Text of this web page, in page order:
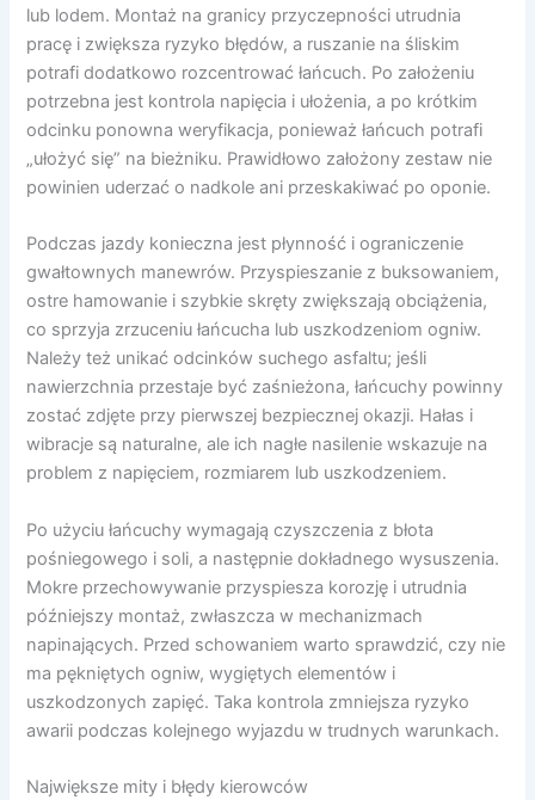
lub lodem. Montaż na granicy przyczepności utrudnia
pracę i zwiększa ryzyko błędów, a ruszanie na śliskim
potrafi dodatkowo rozcentrować łańcuch. Po założeniu
potrzebna jest kontrola napięcia i ułożenia, a po krótkim
odcinku ponowna weryfikacja, ponieważ łańcuch potrafi
„ułożyć się” na bieżniku. Prawidłowo założony zestaw nie
powinien uderzać o nadkole ani przeskakiwać po oponie.
Podczas jazdy konieczna jest płynność i ograniczenie
gwałtownych manewrów. Przyspieszanie z buksowaniem,
ostre hamowanie i szybkie skręty zwiększają obciążenia,
co sprzyja zrzuceniu łańcucha lub uszkodzeniom ogniw.
Należy też unikać odcinków suchego asfaltu; jeśli
nawierzchnia przestaje być zaśnieżona, łańcuchy powinny
zostać zdjęte przy pierwszej bezpiecznej okazji. Hałas i
wibracje są naturalne, ale ich nagłe nasilenie wskazuje na
problem z napięciem, rozmiarem lub uszkodzeniem.
Po użyciu łańcuchy wymagają czyszczenia z błota
pośniegowego i soli, a następnie dokładnego wysuszenia.
Mokre przechowywanie przyspiesza korozję i utrudnia
późniejszy montaż, zwłaszcza w mechanizmach
napinających. Przed schowaniem warto sprawdzić, czy nie
ma pękniętych ogniw, wygiętych elementów i
uszkodzonych zapięć. Taka kontrola zmniejsza ryzyko
awarii podczas kolejnego wyjazdu w trudnych warunkach.
Największe mity i błędy kierowców